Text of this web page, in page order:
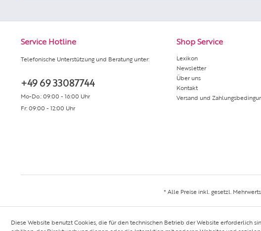
Service Hotline
Telefonische Unterstützung und Beratung unter:
+49 69 33087744
Mo-Do.: 09:00 - 16:00 Uhr
Fr: 09:00 - 12:00 Uhr
Shop Service
Lexikon
Newsletter
Über uns
Kontakt
Versand und
* Alle Preise inkl. gesetzl.
Diese Website benutzt Cookies, die für den technischen Betrieb der Website erforderlich